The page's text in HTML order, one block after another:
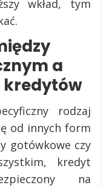
wkład, tym
a
rodzaj
od innych form
gotówkowe czy
kredyt
na